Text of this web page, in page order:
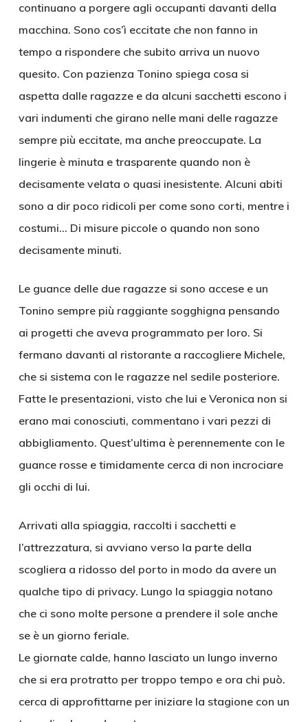
continuano a porgere agli occupanti davanti della
macchina. Sono cos’ì eccitate che non fanno in
tempo a rispondere che subito arriva un nuovo
quesito. Con pazienza Tonino spiega cosa si
aspetta dalle ragazze e da alcuni sacchetti escono i
vari indumenti che girano nelle mani delle ragazze
sempre più eccitate, ma anche preoccupate. La
lingerie è minuta e trasparente quando non è
decisamente velata o quasi inesistente. Alcuni abiti
sono a dir poco ridicoli per come sono corti, mentre i
costumi… Di misure piccole o quando non sono
decisamente minuti.
Le guance delle due ragazze si sono accese e un
Tonino sempre più raggiante sogghigna pensando
ai progetti che aveva programmato per loro. Si
fermano davanti al ristorante a raccogliere Michele,
che si sistema con le ragazze nel sedile posteriore.
Fatte le presentazioni, visto che lui e Veronica non si
erano mai conosciuti, commentano i vari pezzi di
abbigliamento. Quest’ultima è perennemente con le
guance rosse e timidamente cerca di non incrociare
gli occhi di lui.
Arrivati alla spiaggia, raccolti i sacchetti e
l’attrezzatura, si avviano verso la parte della
scogliera a ridosso del porto in modo da avere un
qualche tipo di privacy. Lungo la spiaggia notano
che ci sono molte persone a prendere il sole anche
se è un giorno feriale.
Le giornate calde, hanno lasciato un lungo inverno
che si era protratto per troppo tempo e ora chi può.
cerca di approfittarne per iniziare la stagione con un